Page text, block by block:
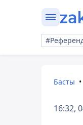
Басты
16:32,